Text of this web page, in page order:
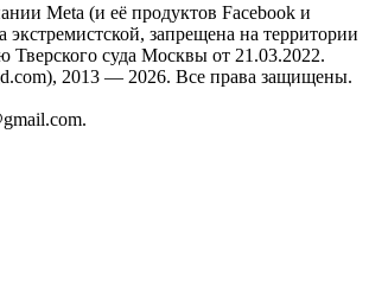
Meta (и её продуктов Facebook и
экстремистской, запрещена на территории
Тверского суда Москвы от 21.03.2022.
2013 — 2026. Все права защищены.